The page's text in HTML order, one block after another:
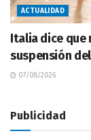
ACTUALIDAD
Italia dice que
suspensión
07/08/2026
Publicidad